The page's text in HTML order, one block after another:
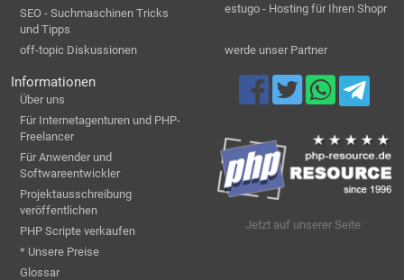
SEO - Suchmaschinen Tricks
und Tipps
off-topic Diskussionen
estugo - Hosting für Ihren Shopr
werde unser Partner
Informationen
Über uns
Für Internetagenturen und PHP-
Freelancer
Für Anwender und
Softwareentwickler
Projektausschreibung
veröffentlichen
PHP Scripte verkaufen
* Unsere Preise
Glossar
Jetzt auf unserer Seite: